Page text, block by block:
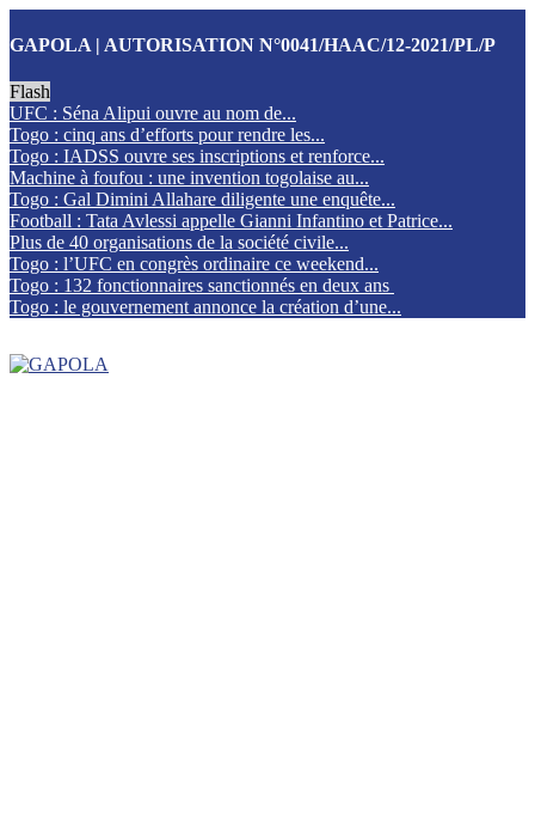
GAPOLA | AUTORISATION N°0041/HAAC/12-2021/PL/P
Flash
UFC : Séna Alipui ouvre au nom de...
Togo : cinq ans d’efforts pour rendre les...
Togo : IADSS ouvre ses inscriptions et renforce...
Machine à foufou : une invention togolaise au...
Togo : Gal Dimini Allahare diligente une enquête...
Football : Tata Avlessi appelle Gianni Infantino et Patrice...
Plus de 40 organisations de la société civile...
Togo : l’UFC en congrès ordinaire ce weekend...
Togo : 132 fonctionnaires sanctionnés en deux ans
Togo : le gouvernement annonce la création d’une...